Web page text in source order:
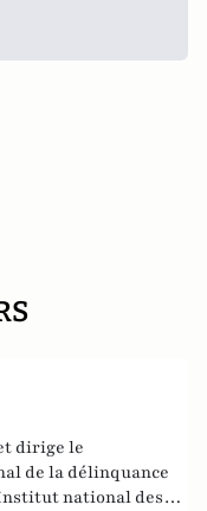
dirige le
de la délinquance
national des